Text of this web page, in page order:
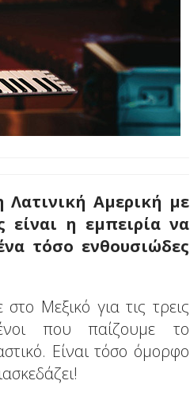
Αμερική με
η εμπειρία να
τόσο ενθουσιώδες
Μεξικό για τις τρεις
που παίζουμε το
Είναι τόσο όμορφο